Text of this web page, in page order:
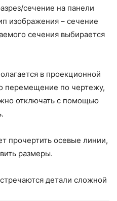
сечение на панели
изображения – сечение
сечения выбирается
в проекционной
перемещение по чертежу,
отключать с помощью
прочертить осевые линии,
размеры.
детали сложной